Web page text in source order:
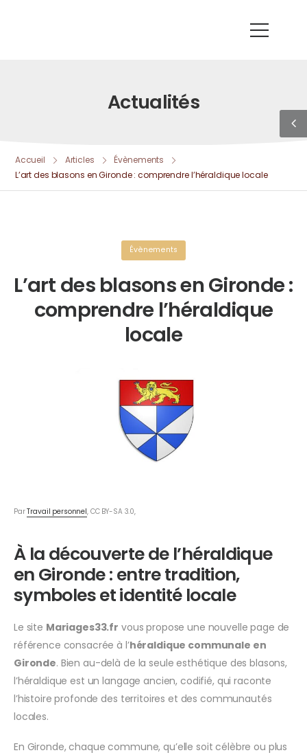
Actualités
Accueil Articles
Évènements
L’art des blasons en Gironde : comprendre l’héraldique locale
Évènements
L’art des blasons en Gironde :
comprendre l’héraldique
locale
ParTravail personnel, CC BY-SA 3.0,
À la découverte de l’héraldique
en Gironde : entre tradition,
symboles et identité locale
Le site Mariages33.fr vous propose une nouvelle page de
référence consacrée à l’héraldique communale en
Gironde. Bien au-delà de la seule esthétique des blasons,
l’héraldique est un langage ancien, codifié, qui raconte
l’histoire profonde des territoires et des communautés
locales.
En Gironde, chaque commune, qu’elle soit célèbre ou plus